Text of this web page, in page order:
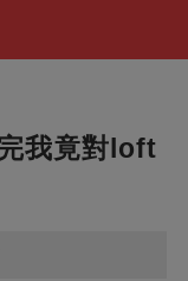
我竟對loft